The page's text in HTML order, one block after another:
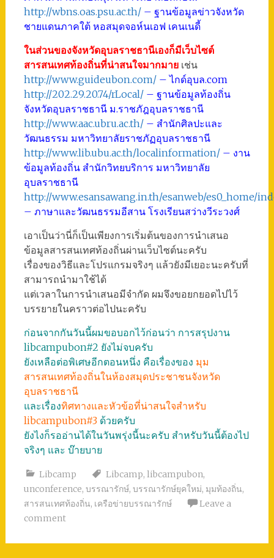
http://wbns.oas.psu.ac.th/– ฐานข้อมูลข่าวจังหวัด
ชายแดนภาคใต้ หอสมุดจอห์นเอฟ เคนเนดี้
ในส่วนของจังหวัดอุบลราชธานีเองก็มีเว็บไซต์
สารสนเทศท้องถิ่นที่น่าสนใจมากมายเช่น
http://www.guideubon.com/– ไกด์อุบล.com
http://202.29.20.74/rLocal/– ฐานข้อมูลท้องถิ่น
จังหวัดอุบลราชธานี ม.ราชภัฎอุบลราชธานี
http://www.aac.ubru.ac.th/– สำนักศิลปะและ
วัฒนธรรม มหาวิทยาลัยราชภัฏอุบลราชธานี
http://www.lib.ubu.ac.th/localinformation/– งาน
ข้อมูลท้องถิ่น สำนักวิทยบริการ มหาวิทยาลัย
อุบลราชธานี
http://www.esansawang.in.th/esanweb/es0_home/
– ภาษาและวัฒนธรรมอีสาน โรงเรียนสว่างวีระวงศ์
เอาเป็นว่านี่ก็เป็นเพียงการเริ่มต้นของการนำเสนอ
ข้อมูลสารสนเทศท้องถิ่นผ่านเว็บไซต์นะครับ
เรื่องของวิธีและโปรแกรมจริงๆ แล้วยังมีเยอะนะครับที่
สามารถนำมาใช้ได้
แต่เวลาในการนำเสนอมีจำกัด ผมจึงขอยกยอดไปไว้
บรรยายในคราวต่อไปนะครับ
ก่อนจากกันวันนี้ผมขอบอกไว้ก่อนว่า การสรุปงาน
libcampubon#2 ยังไม่จบครับ
ยังเหลือต่อพิเศษอีกตอนหนึ่ง คือเรื่องของ มุม
สารสนเทศท้องถิ่นในห้องสมุดประชาชนจังหวัด
อุบลราชธานี
และเรื่องทิศทางและหัวข้อที่น่าสนใจสำหรับ
libcampubon#3ด้วยครับ
ยังไงก็รออ่านได้ในวันพรุ่งนี้นะครับ สำหรับวันนี้ต้องไป
จริงๆ และ บ๊ายบาย
Libcamp Libcamp, libcampubon,
unconference, บรรณารักษ์, บรรณารักษ์ยุคใหม่, มุมท้องถิ่น,
สารสนเทศท้องถิ่น, เครือข่ายบรรณารักษ์
Leave a
comment